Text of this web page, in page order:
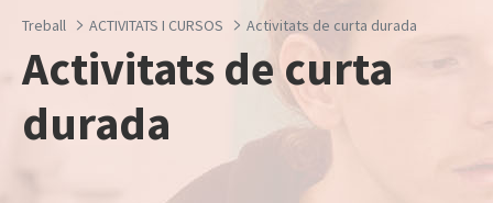
Treball ACTIVITATS I CURSOS Activitats de curta durada
Activitats de curta
durada